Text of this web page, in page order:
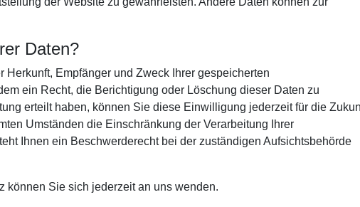
Daten?
Empfänger und Zweck Ihrer gespeicherten
ein Recht, die Berichtigung oder Löschung dieser Daten zu
erteilt haben, können Sie diese Einwilligung jederzeit für die
Umständen die Einschränkung der Verarbeitung Ihrer
Ihnen ein Beschwerderecht bei der zuständigen Aufsichtsbehörde
können Sie sich jederzeit an uns wenden.